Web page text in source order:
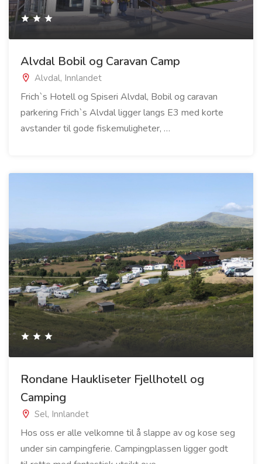
Alvdal Bobil og Caravan Camp
Alvdal, Innlandet
Frich`s Hotell og Spiseri Alvdal, Bobil og caravan
parkering Frich`s Alvdal ligger langs E3 med korte
avstander til gode fiskemuligheter, …
Rondane Haukliseter Fjellhotell og
Camping
Sel, Innlandet
Hos oss er alle velkomne til å slappe av og kose seg
under sin campingferie. Campingplassen ligger godt